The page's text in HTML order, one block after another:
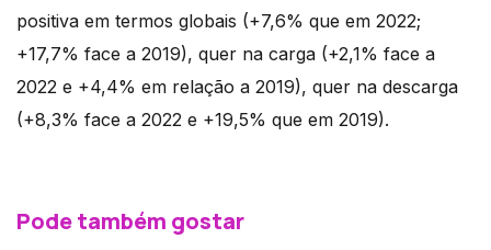
positiva em termos globais (+7,6% que em 2022;
+17,7% face a 2019), quer na carga (+2,1% face a
2022 e +4,4% em relação a 2019), quer na descarga
(+8,3% face a 2022 e +19,5% que em 2019).
Pode também gostar